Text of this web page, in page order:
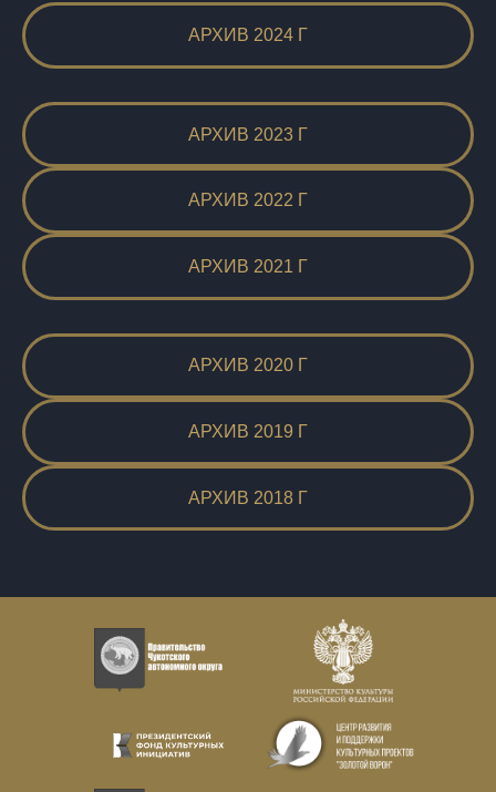
АРХИВ 2024 Г
АРХИВ 2023 Г
АРХИВ 2022 Г
АРХИВ 2021 Г
АРХИВ 2020 Г
АРХИВ 2019 Г
АРХИВ 2018 Г